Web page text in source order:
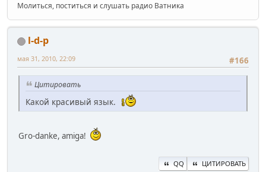
Молиться, поститься и слушать радио Ватника
l-d-p
#166
мая 31, 2010, 22:09
Цитировать
Какой красивый язык.
Gro-danke, amiga!
QQ ЦИТИРОВАТЬ